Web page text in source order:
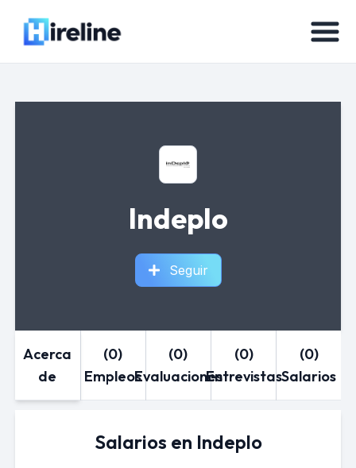
Indeplo
Seguir
Acerca
de
(0)
Empleos
(0)
Evaluaciones
(0)
Entrevistas
(0)
Salarios
Salarios en Indeplo